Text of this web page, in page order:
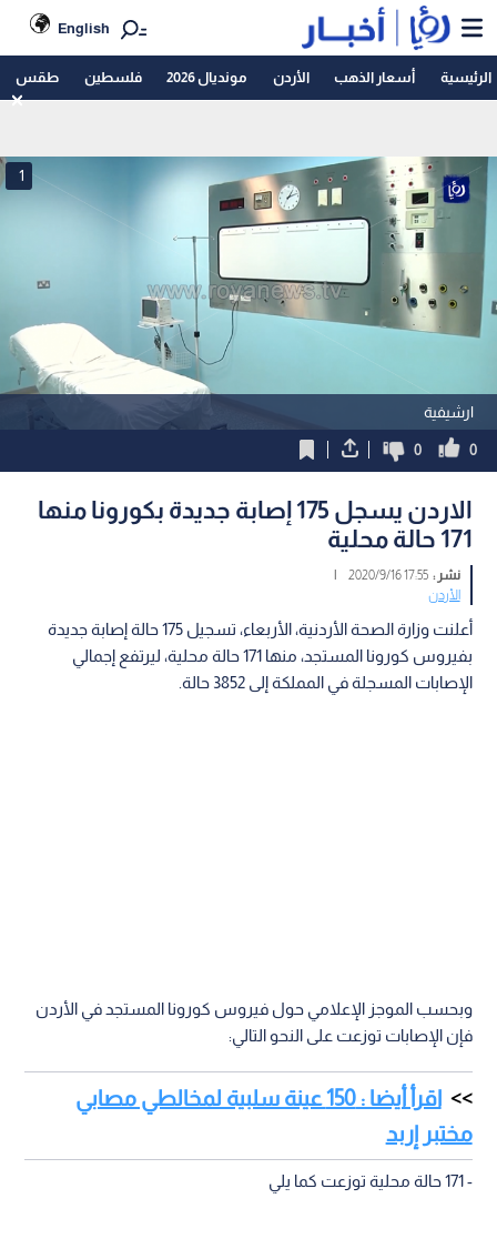
English
الرئيسية أسعار الذهب الأردن مونديال 2026 فلسطين طقس
ارشيفية
1
0
0
الاردن يسجل 175 إصابة جديدة بكورونا منها
171 حالة محلية
نشر :17:55 2020/9/16
|
الأردن
أعلنت وزارة الصحة الأردنية، الأربعاء، تسجيل 175 حالة إصابة جديدة
بفيروس كورونا المستجد، منها 171 حالة محلية، ليرتفع إجمالي
الإصابات المسجلة في المملكة إلى 3852 حالة.
وبحسب الموجز الإعلامي حول فيروس كورونا المستجد في الأردن
فإن الإصابات توزعت على النحو التالي:
اقرأ أيضا : 150 عينة سلبية لمخالطي مصابي
مختبر إربد
- 171 حالة محلية توزعت كما يلي